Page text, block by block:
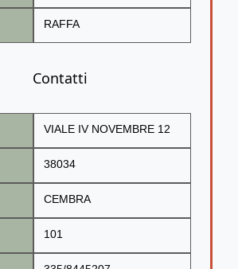
RAFFA
Contatti
VIALE IV NOVEMBRE 12
38034
CEMBRA
101